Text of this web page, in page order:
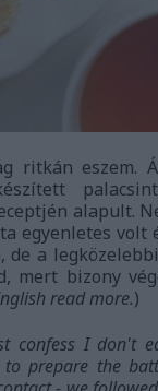
ritkán eszem.
alapult.
egyenletes volt
de a
mert bizony
read more.)
confess I don't
prepare the